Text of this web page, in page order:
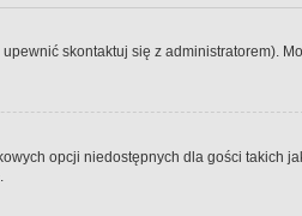
skontaktuj się z administratorem).
opcji niedostępnych dla gości takich